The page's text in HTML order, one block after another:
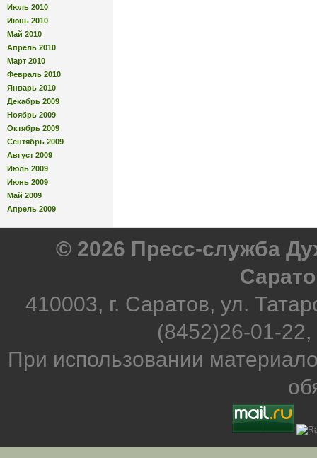
Июль 2010
Июнь 2010
Май 2010
Апрель 2010
Март 2010
Февраль 2010
Январь 2010
Декабрь 2009
Ноябрь 2009
Октябрь 2009
Сентябрь 2009
Август 2009
Июль 2009
Июнь 2009
Май 2009
Апрель 2009
© 2026 Пресс-служба
410003, г. Саратов, ул.
(8452)26-01-
При использовании